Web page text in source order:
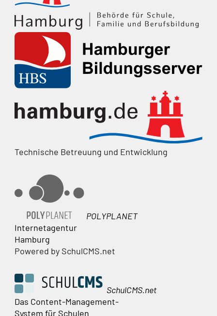
Technische Betreuung und Entwicklung
POLYPLANET
Internetagentur
Hamburg
Powered by SchulCMS.net
SchulCMS.net
Das Content-Management-
System für Schulen